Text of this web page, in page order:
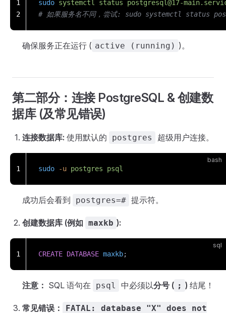
sudo systemctl status
postgresql@17-
# 如果服务名不同，尝试: sudo systemctl status
1
2
确保服务正在运行 ( active (running) )。
第二部分：连接 PostgreSQL & 创建数
据库 (及常见错误)
连接数据库: 使用默认的 postgres 超级用户连接。
bash
sudo -u postgres psql
1
成功后会看到 postgres=# 提示符。
创建数据库 (例如 maxkb ):
sql
CREATE DATABASE maxkb;
1
注意： SQL 语句在 psql 中必须以分号 ( ; ) 结尾！
常见错误：
FATAL: database "X" does not